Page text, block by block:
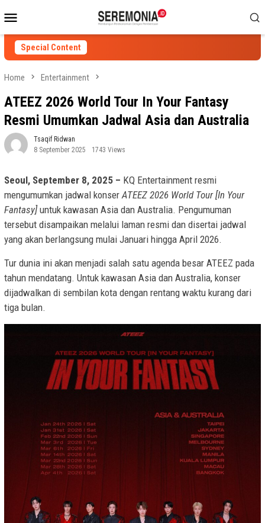
to
contentMenu
Special Content
Home Entertainment
ATEEZ 2026 World Tour In Your Fantasy
Resmi Umumkan Jadwal Asia dan Australia
Tsaqif Ridwan
8 September 2025
1743 Views
Seoul, September 8, 2025 – KQ Entertainment resmi
mengumumkan jadwal konserATEEZ 2026 World Tour [In Your
Fantasy] untuk kawasan Asia dan Australia. Pengumuman
tersebut disampaikan melalui laman resmi dan disertai jadwal
yang akan berlangsung mulai Januari hingga April 2026.
Tur dunia ini akan menjadi salah satu agenda besar ATEEZ pada
tahun mendatang. Untuk kawasan Asia dan Australia, konser
dijadwalkan di sembilan kota dengan rentang waktu kurang dari
tiga bulan.